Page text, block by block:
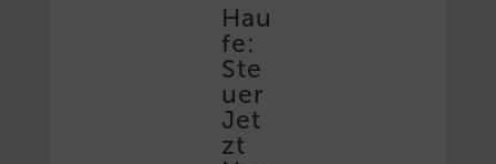
Hau
fe:
Ste
uer
Jet
zt